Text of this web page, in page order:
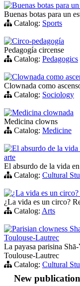
Buenas botas para
Buenas botas para un
Catalog: Sports
Circo-pedagogía
Pedagogía circense
Catalog: Pedagogics
Clownada como
Clownada como
Catalog: Sociology
Medicina clownada
Medicina clowns
Catalog: Medicine
El absurdo de la vida
arte
El absurdo de la vida
Catalog: Cultural
¿La vida es un
¿La vida es un circo?
Catalog: Arts
Parisian clowness
Toulouse-Lautrec
La payasa parisina
Toulouse-Lautrec
Catalog: Cultural
New